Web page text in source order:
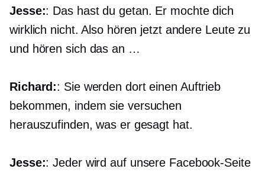
Jesse:: Das hast du getan. Er mochte dich
wirklich nicht. Also hören jetzt andere Leute zu
und hören sich das an …
Richard:: Sie werden dort einen Auftrieb
bekommen, indem sie versuchen
herauszufinden, was er gesagt hat.
Jesse:: Jeder wird auf unsere Facebook-Seite